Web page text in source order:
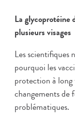
La glycoprotéine
plusieurs visages
Les scientifiques
pourquoi les
protection à long
changements de
problématiques.